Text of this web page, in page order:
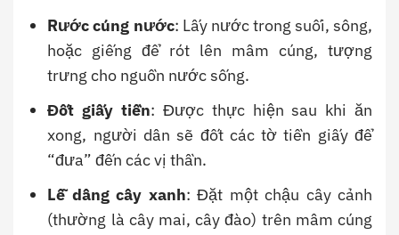
Rước cúng nước: Lấy nước trong suối, sông,
hoặc giếng để rót lên mâm cúng, tượng
trưng cho nguồn nước sống.
Đốt giấy tiền: Được thực hiện sau khi ăn
xong, người dân sẽ đốt các tờ tiền giấy để
“đưa” đến các vị thần.
Lễ dâng cây xanh: Đặt một chậu cây cảnh
(thường là cây mai, cây đào) trên mâm cúng